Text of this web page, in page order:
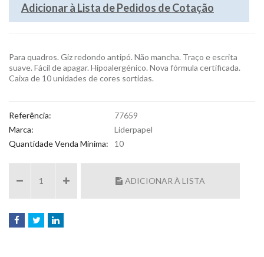
Adicionar à Lista de Pedidos de Cotação
Para quadros. Giz redondo antipó. Não mancha. Traço e escrita
suave. Fácil de apagar. Hipoalergénico. Nova fórmula certificada.
Caixa de 10 unidades de cores sortidas.
Referência:
77659
Marca:
Liderpapel
Quantidade Venda Mínima:
10
ADICIONAR À LISTA